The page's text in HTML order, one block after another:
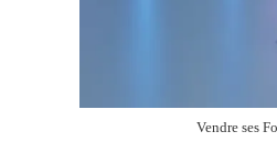
Vendre ses